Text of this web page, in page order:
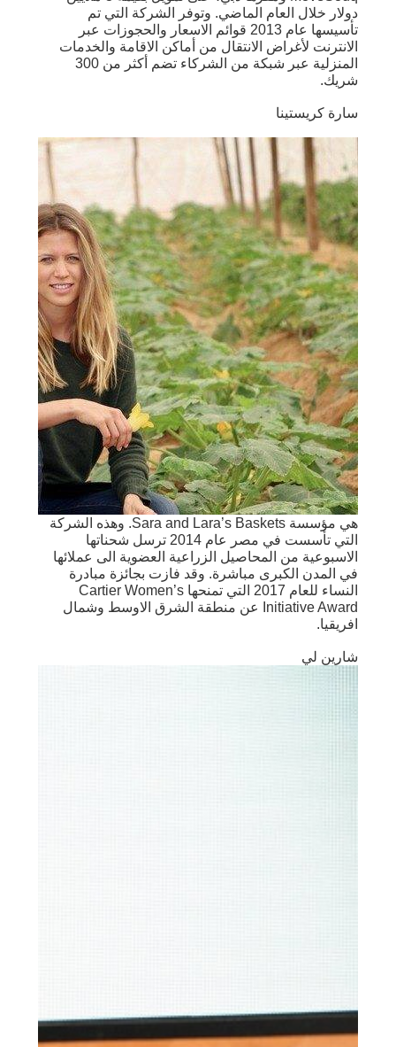
دولار خلال العام الماضي. وتوفر الشركة التي تم
تأسيسها عام 2013 قوائم الاسعار والحجوزات عبر
الانترنت لأغراض الانتقال من أماكن الاقامة والخدمات
المنزلية عبر شبكة من الشركاء تضم أكثر من 300
شريك.
سارة كريستينا
هي مؤسسة Sara and Lara’s Baskets. وهذه الشركة
التي تأسست في مصر عام 2014 ترسل شحناتها
الاسبوعية من المحاصيل الزراعية العضوية الى عملائها
في المدن الكبرى مباشرة. وقد فازت بجائزة مبادرة
النساء للعام 2017 التي تمنحها Cartier Women’s
Initiative Award عن منطقة الشرق الاوسط وشمال
افريقيا.
شارين لي